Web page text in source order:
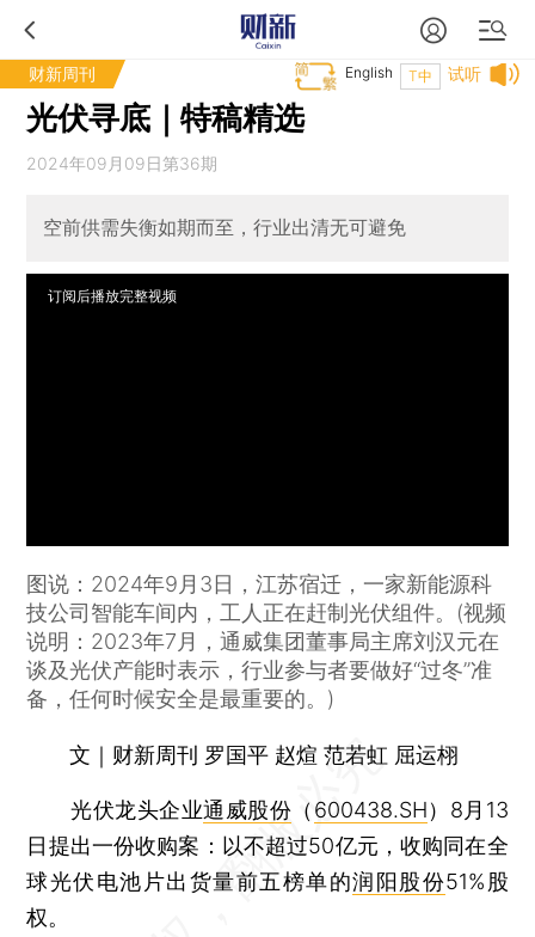
财新周刊 试听
T中
English
光伏寻底｜特稿精选
2024年09月09日第36期
空前供需失衡如期而至，行业出清无可避免
订阅后播放完整视频
图说：2024年9月3日，江苏宿迁，一家新能源科
技公司智能车间内，工人正在赶制光伏组件。(视频
说明：2023年7月，通威集团董事局主席刘汉元在
谈及光伏产能时表示，行业参与者要做好“过冬”准
备，任何时候安全是最重要的。)
文｜财新周刊 罗国平 赵煊 范若虹 屈运栩
光伏龙头企业通威股份 （600438.SH）8月13
日提出一份收购案：以不超过50亿元，收购同在全
球光伏电池片出货量前五榜单的润阳股份51%股
权。